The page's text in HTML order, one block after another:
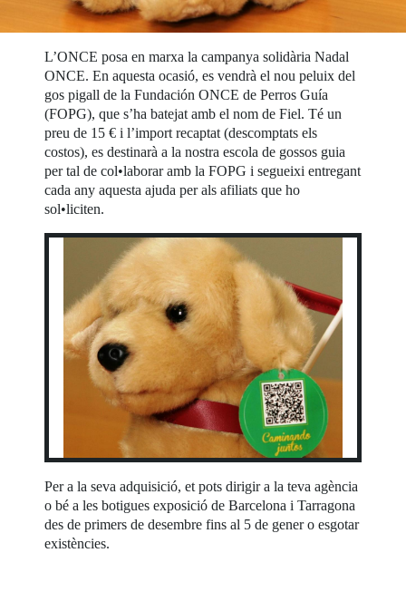
L’ONCE posa en marxa la campanya solidària Nadal
ONCE. En aquesta ocasió, es vendrà el nou peluix del
gos pigall de la Fundación ONCE de Perros Guía
(FOPG), que s’ha batejat amb el nom de Fiel. Té un
preu de 15 € i l’import recaptat (descomptats els
costos), es destinarà a la nostra escola de gossos guia
per tal de col•laborar amb la FOPG i segueixi entregant
cada any aquesta ajuda per als afiliats que ho
sol•liciten.
Per a la seva adquisició, et pots dirigir a la teva agència
o bé a les botigues exposició de Barcelona i Tarragona
des de primers de desembre fins al 5 de gener o esgotar
existències.